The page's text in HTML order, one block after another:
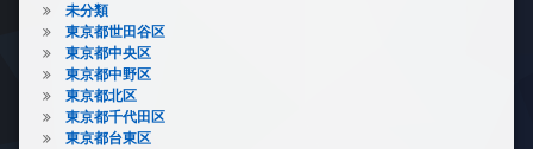
未分類
東京都世田谷区
東京都中央区
東京都中野区
東京都北区
東京都千代田区
東京都台東区